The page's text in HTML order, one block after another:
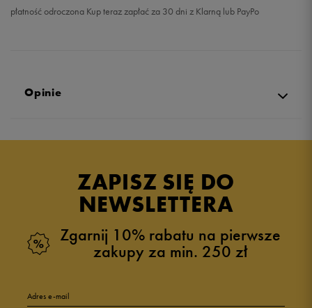
płatność odroczona Kup teraz zapłać za 30 dni z Klarną lub PayPo
Opinie
ZAPISZ SIĘ DO
NEWSLETTERA
Zgarnij 10% rabatu na pierwsze
zakupy za min. 250 zł
Adres e-mail